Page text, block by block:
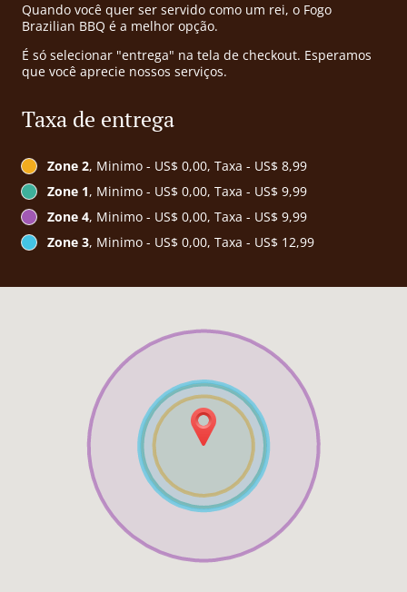
Quando você quer ser servido como um rei, o Fogo
Brazilian BBQ é a melhor opção.
É só selecionar "entrega" na tela de checkout. Esperamos
que você aprecie nossos serviços.
Taxa de entrega
Zone 2, Minimo - US$ 0,00, Taxa - US$ 8,99
Zone 1, Minimo - US$ 0,00, Taxa - US$ 9,99
Zone 4, Minimo - US$ 0,00, Taxa - US$ 9,99
Zone 3, Minimo - US$ 0,00, Taxa - US$ 12,99